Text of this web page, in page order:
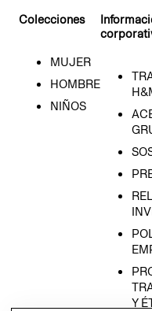
Colecciones
MUJER
HOMBRE
NIÑOS
Y